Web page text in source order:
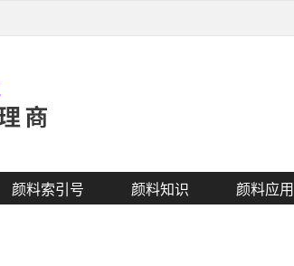
颜料索引号 颜料知识 颜料应用